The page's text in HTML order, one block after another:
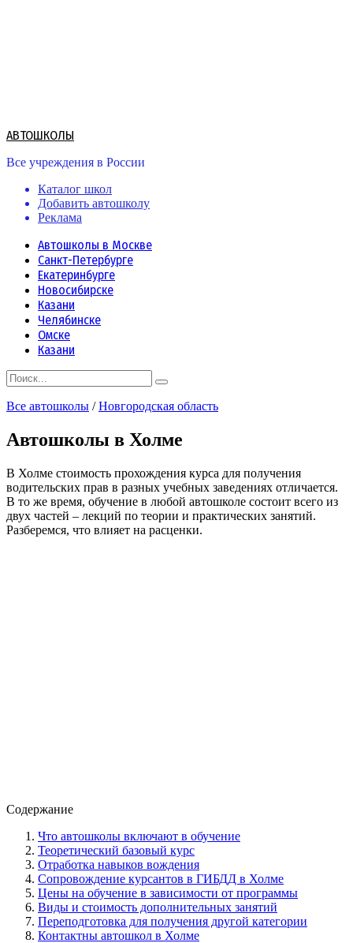
АВТОШКОЛЫ
Все учреждения в России
Каталог школ
Добавить автошколу
Реклама
Автошколы в Москве
Санкт-Петербурге
Екатеринбурге
Новосибирске
Казани
Челябинске
Омске
Казани
Search
for:
Все автошколы /Новгородская область
Автошколы в Холме
В Холме стоимость прохождения курса для получения
водительских прав в разных учебных заведениях отличается.
В то же время, обучение в любой автошколе состоит всего из
двух частей – лекций по теории и практических занятий.
Разберемся, что влияет на расценки.
Содержание
Что автошколы включают в обучение
Теоретический базовый курс
Отработка навыков вождения
Сопровождение курсантов в ГИБДД в Холме
Цены на обучение в зависимости от программы
Виды и стоимость дополнительных занятий
Переподготовка для получения другой категории
Контактны автошкол в Холме